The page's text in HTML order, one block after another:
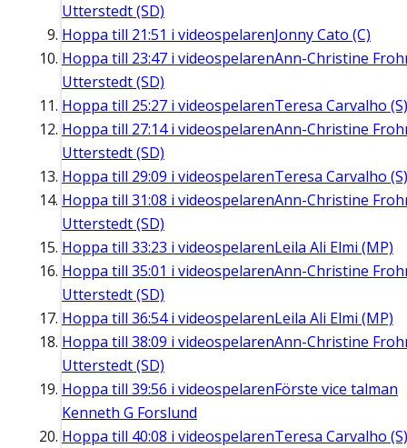
Utterstedt (SD)
Hoppa till 21:51 i videospelarenJonny Cato (C)
Hoppa till 23:47 i videospelarenAnn-Christine
Utterstedt (SD)
Hoppa till 25:27 i videospelarenTeresa Carvalho (S)
Hoppa till 27:14i videospelarenAnn-Christine
Utterstedt (SD)
Hoppa till 29:09 i videospelarenTeresa Carvalho (S)
Hoppa till 31:08 i videospelarenAnn-Christine
Utterstedt (SD)
Hoppa till 33:23 i videospelarenLeila Ali Elmi (MP)
Hoppa till 35:01 i videospelarenAnn-Christine
Utterstedt (SD)
Hoppa till 36:54i videospelarenLeila Ali Elmi (MP)
Hoppa till 38:09 i videospelarenAnn-Christine
Utterstedt (SD)
Hoppa till 39:56 i videospelarenFörste vice talman
Kenneth G Forslund
Hoppa till 40:08 i videospelarenTeresa Carvalho (S)